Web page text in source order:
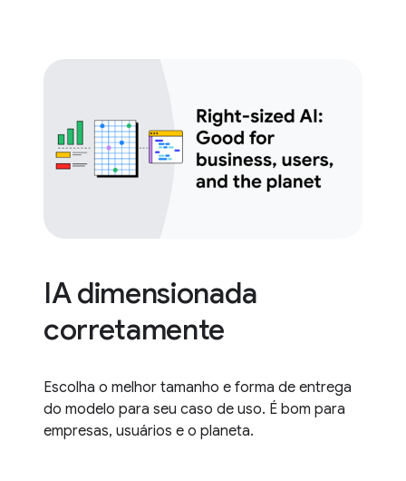
IA dimensionada
corretamente
Escolha o melhor tamanho e forma de entrega
do modelo para seu caso de uso. É bom para
empresas, usuários e o planeta.